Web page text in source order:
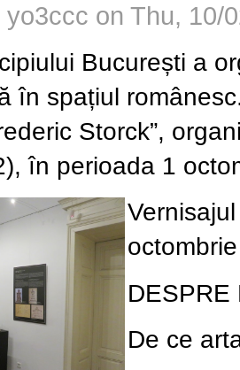
yo3ccc on Thu, 10/
București a
în spațiul
Storck”,
în perioada 1
DESPRE
De ce